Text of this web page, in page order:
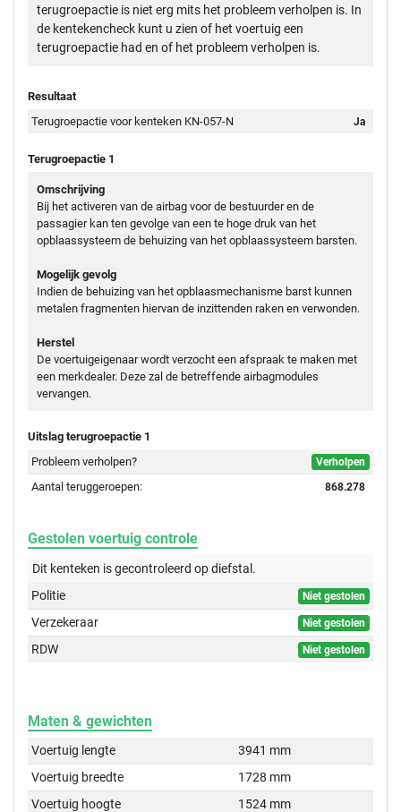
terugroepactie is niet erg mits het probleem verholpen is. In
de kentekencheck kunt u zien of het voertuig een
terugroepactie had en of het probleem verholpen is.
Resultaat
Terugroepactie voor kenteken KN-057-N
Ja
Terugroepactie 1
Omschrijving
Bij het activeren van de airbag voor de bestuurder en de
passagier kan ten gevolge van een te hoge druk van het
opblaassysteem de behuizing van het opblaassysteem barsten.
Mogelijk gevolg
Indien de behuizing van het opblaasmechanisme barst kunnen
metalen fragmenten hiervan de inzittenden raken en verwonden.
Herstel
De voertuigeigenaar wordt verzocht een afspraak te maken met
een merkdealer. Deze zal de betreffende airbagmodules
vervangen.
Uitslag terugroepactie 1
Probleem verholpen?
Verholpen
Aantal teruggeroepen: 868.278
Gestolen voertuig controle
Dit kenteken is gecontroleerd opdiefstal.
Politie
Niet gestolen
Verzekeraar Niet gestolen
RDW Niet gestolen
Maten & gewichten
Voertuig lengte
3941 mm
Voertuig breedte
1728 mm
Voertuig hoogte
1524 mm